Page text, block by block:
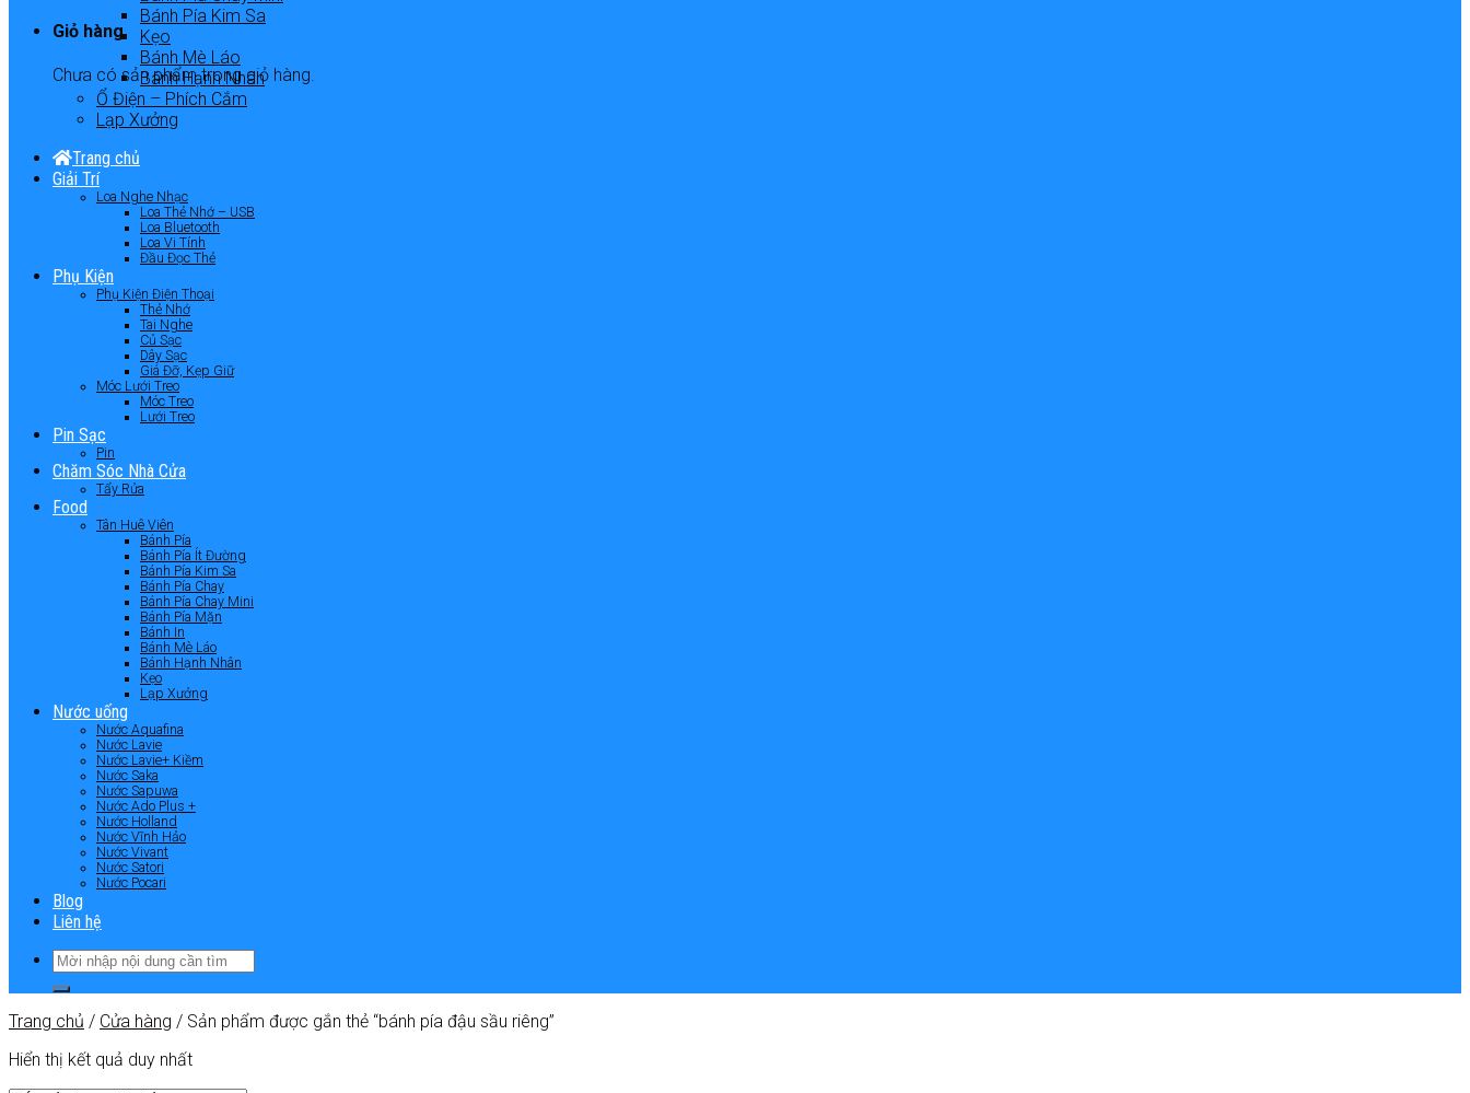
Giỏ hàng
Chưa có sản phẩm trong giỏ hàng.
Bánh Pía Kim Sa
Kẹo
Bánh Mè Láo
Bánh Hạnh Nhân
Ổ Điện – Phích Cắm
Lạp Xưởng
Trang chủ
Giải Trí
Loa Nghe Nhạc
Loa Thẻ Nhớ – USB
Loa Bluetooth
Loa Vi Tính
Đầu Đọc Thẻ
Phụ Kiện
Phụ Kiện Điện Thoại
Thẻ Nhớ
Tai Nghe
Củ Sạc
Dây Sạc
Giá Đỡ, Kẹp Giữ
Móc Lưới Treo
Móc Treo
Lưới Treo
Pin Sạc
Pin
Chăm Sóc Nhà Cửa
Tẩy Rửa
Food
Tân Huê Viên
Bánh Pía
Bánh Pía Ít Đường
Bánh Pía Kim Sa
Bánh Pía Chay
Bánh Pía Chay Mini
Bánh Pía Mặn
Bánh In
Bánh Mè Láo
Bánh Hạnh Nhân
Kẹo
Lạp Xưởng
Nước uống
Nước Aquafina
Nước Lavie
Nước Lavie+ Kiềm
Nước Saka
Nước Sapuwa
Nước Ado Plus +
Nước Holland
Nước Vĩnh Hảo
Nước Vivant
Nước Satori
Nước Pocari
Blog
Liên hệ
Trang chủ / Cửa hàng / Sản phẩm được gắn thẻ “bánh pía đậu sầu riêng”
Hiển thị kết quả duy nhất